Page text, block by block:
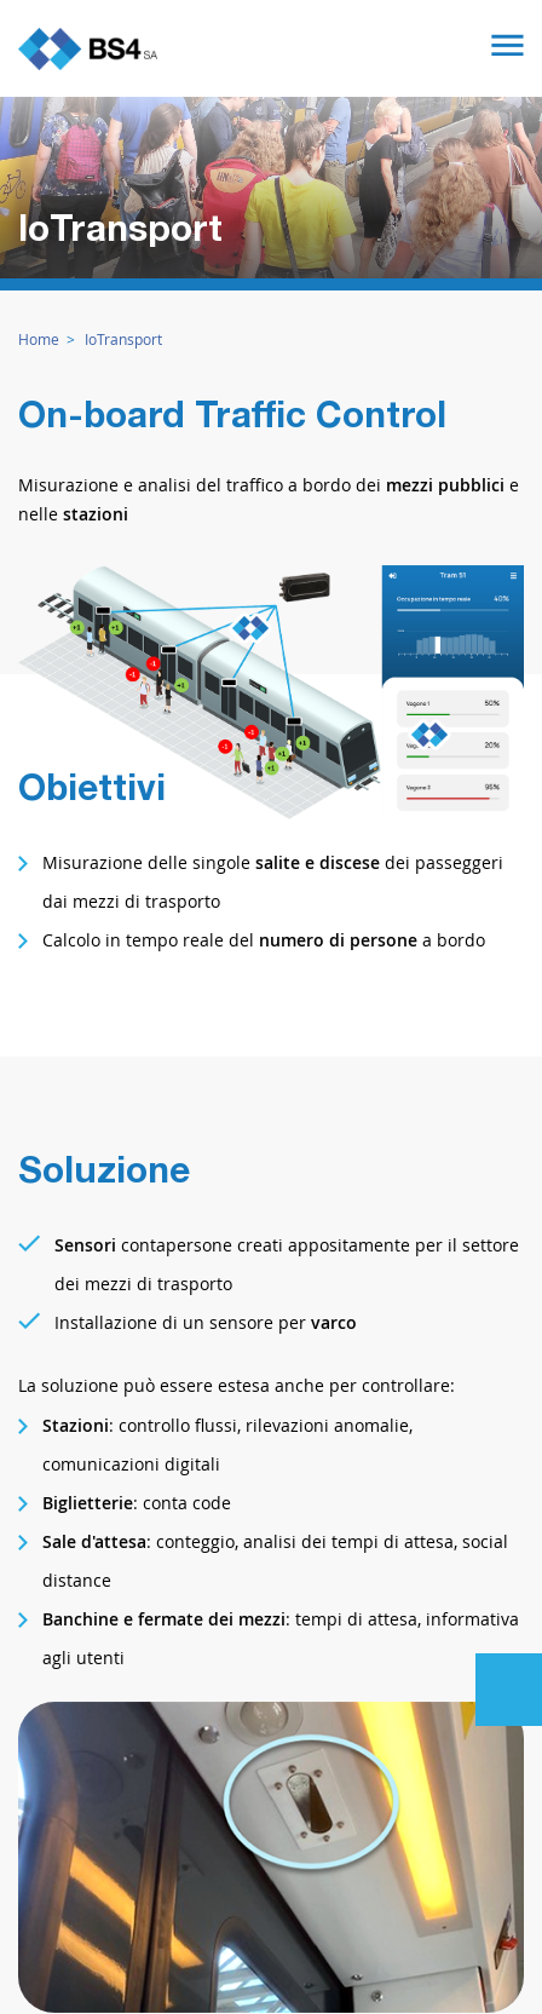
IoTransport
Home IoTransport
On-board Traffic Control
Misurazione e analisi del traffico a bordo dei mezzi pubblici e
nelle stazioni
Obiettivi
Misurazione delle singole salite e discese dei passeggeri
dai mezzi di trasporto
Calcolo in tempo reale del numero di persone a bordo
Soluzione
Sensori contapersone creati appositamente per il settore
dei mezzi di trasporto
Installazione di un sensore per varco
La soluzione può essere estesa anche per controllare:
Stazioni: controllo flussi, rilevazioni anomalie,
comunicazioni digitali
Biglietterie: conta code
Sale d'attesa: conteggio, analisi dei tempi di attesa, social
distance
Banchine e fermate dei mezzi: tempi di attesa, informativa
agli utenti